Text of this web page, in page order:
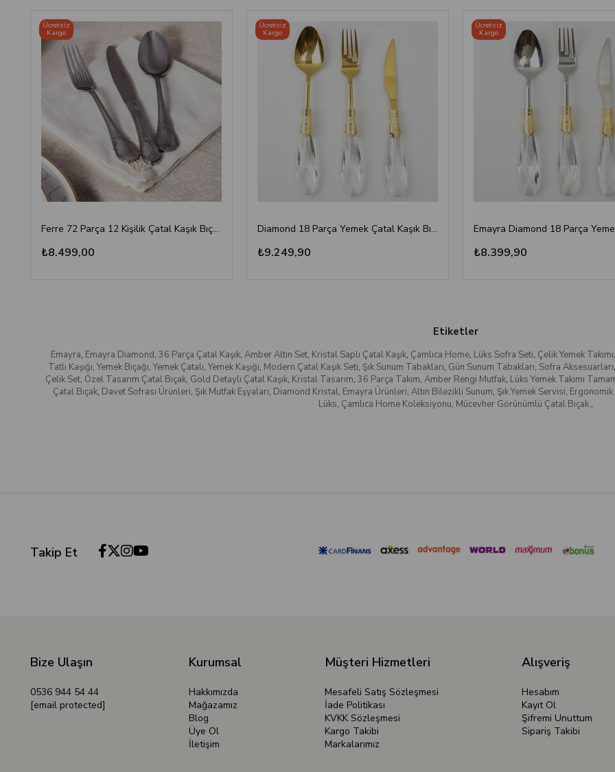
Ferre 72 Parça 12 Kişilik Çatal Kaşık Bıçak Seti
₺8.499,00
Ücretsiz
Kargo
Diamond 18 Parça Yemek Çatal Kaşık Bıçak Seti | Altın Titanyum
₺9.249,90
Ücretsiz
Kargo
₺8.399,90
Ücretsiz
Kargo
Etiketler
Emayra, Emayra Diamond, 36 Parça Çatal Kaşık, Amber Altın Set, Kristal Saplı Çatal Kaşık, Çamlıca Home, Lüks Sofra Seti, Çelik Yemek Takımı,
Tatlı Kaşığı,Yemek Bıçağı,Yemek Çatalı,Yemek Kaşığı, Modern Çatal Kaşık Seti, Şık Sunum Tabakları, Gün Sunum Tabakları, Sofra Aksesuarları,
Çelik Set, Özel Tasarım Çatal Bıçak, Gold Detaylı Çatal Kaşık, Kristal Tasarım, 36 Parça Takım, Amber Rengi Mutfak, Lüks Yemek Takımı
Çatal Bıçak, Davet Sofrası Ürünleri, Şık Mutfak Eşyaları, Diamond Kristal, Emayra Ürünleri, Altın Bilezikli Sunum, Şık Yemek Servisi, Ergonomik
Lüks, Çamlıca Home Koleksiyonu, Mücevher Görünümlü Çatal Bıçak.,
Takip Et
Bize Ulaşın
0536 944 54 44
[email protected]
Kurumsal
Hakkımızda
Mağazamız
Blog
Üye Ol
İletişim
Müşteri Hizmetleri
Mesafeli Satış Sözleşmesi
İade Politikası
KVKK Sözleşmesi
Kargo Takibi
Markalarımız
Alışveriş
Hesabım
Kayıt Ol
Şifremi Unuttum
Sipariş Takibi